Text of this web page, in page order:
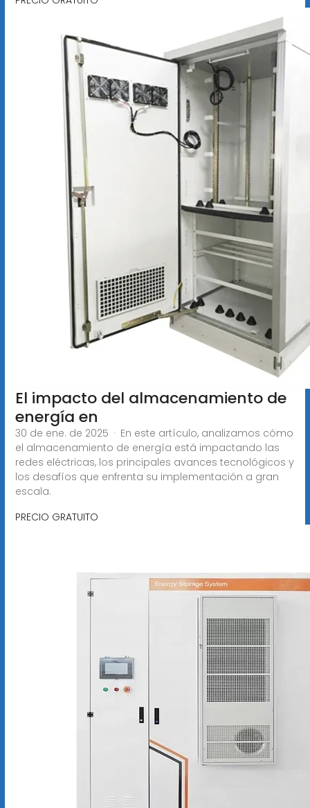
El impacto del almacenamiento de
energía en
30 de ene. de 2025 · En este artículo, analizamos cómo
el almacenamiento de energía está impactando las
redes eléctricas, los principales avances tecnológicos y
los desafíos que enfrenta su implementación a gran
escala.
PRECIO GRATUITO